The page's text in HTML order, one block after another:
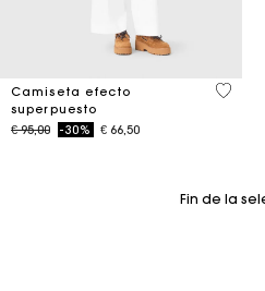
Camiseta efecto
superpuesto
Price reduced from
€ 95,00to-30% € 66,50
3,2 out
Fin de la